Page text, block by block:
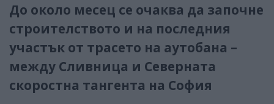
До около месец се очаква да започне
строителството и на последния
участък от трасето на аутобана –
между Сливница и Северната
скоростна тангента на София